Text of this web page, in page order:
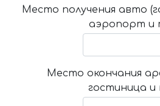
Место получения авто
аэропорт и
Место окончания
гостиница и